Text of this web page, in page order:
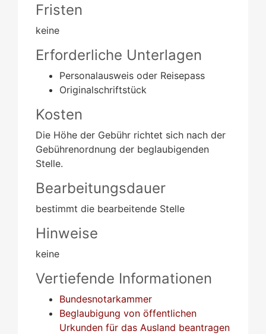
Fristen
keine
Erforderliche Unterlagen
Personalausweis oder Reisepass
Originalschriftstück
Kosten
Die Höhe der Gebühr richtet sich nach der
Gebührenordnung der beglaubigenden
Stelle.
Bearbeitungsdauer
bestimmt die bearbeitende Stelle
Hinweise
keine
Vertiefende Informationen
Bundesnotarkammer
Beglaubigung von öffentlichen
Urkunden für das Ausland beantragen